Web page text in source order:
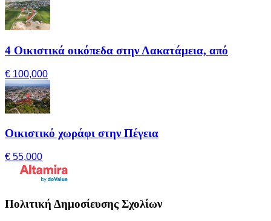
4 Οικιστικά οικόπεδα στην Λακατάμεια, από
€ 100,000
Οικιστικό χωράφι στην Πέγεια
€ 55,000
Πολιτική Δημοσίευσης Σχολίων